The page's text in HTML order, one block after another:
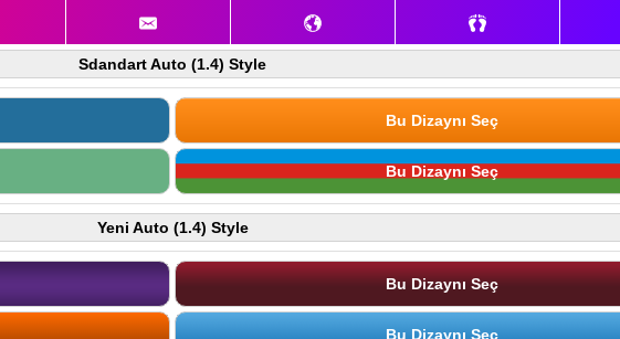
Sdandart Auto (1.4) Style
Bu Dizaynı Seç
Bu Dizaynı Seç
Yeni Auto (1.4) Style
Bu Dizaynı Seç
Bu Dizaynı Seç